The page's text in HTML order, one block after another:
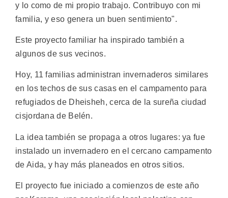
y lo como de mi propio trabajo. Contribuyo con mi
familia, y eso genera un buen sentimiento".
Este proyecto familiar ha inspirado también a
algunos de sus vecinos.
Hoy, 11 familias administran invernaderos similares
en los techos de sus casas en el campamento para
refugiados de Dheisheh, cerca de la sureña ciudad
cisjordana de Belén.
La idea también se propaga a otros lugares: ya fue
instalado un invernadero en el cercano campamento
de Aida, y hay más planeados en otros sitios.
El proyecto fue iniciado a comienzos de este año